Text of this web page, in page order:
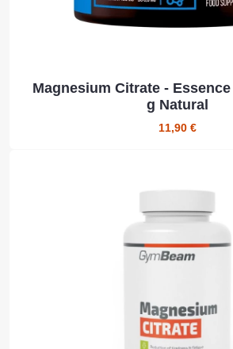
Magnesium Citrate -
g Natural
11,90 €